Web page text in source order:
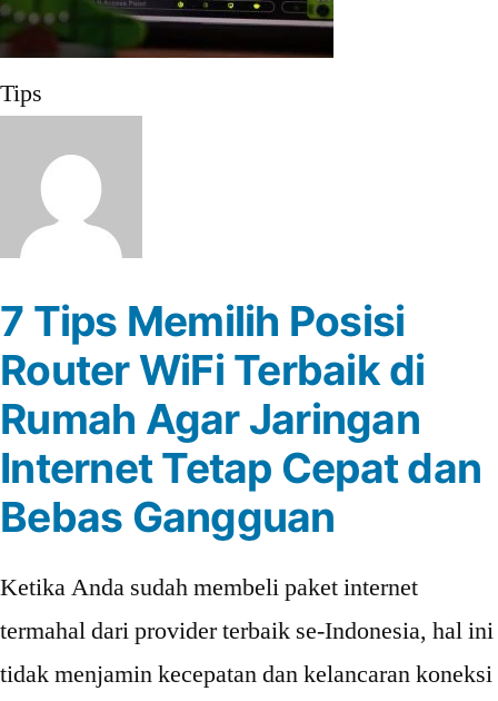
Tips
7 Tips Memilih Posisi
Router WiFi Terbaik di
Rumah Agar Jaringan
Internet Tetap Cepat dan
Bebas Gangguan
Ketika Anda sudah membeli paket internet
termahal dari provider terbaik se-Indonesia, hal ini
tidak menjamin kecepatan dan kelancaran koneksi